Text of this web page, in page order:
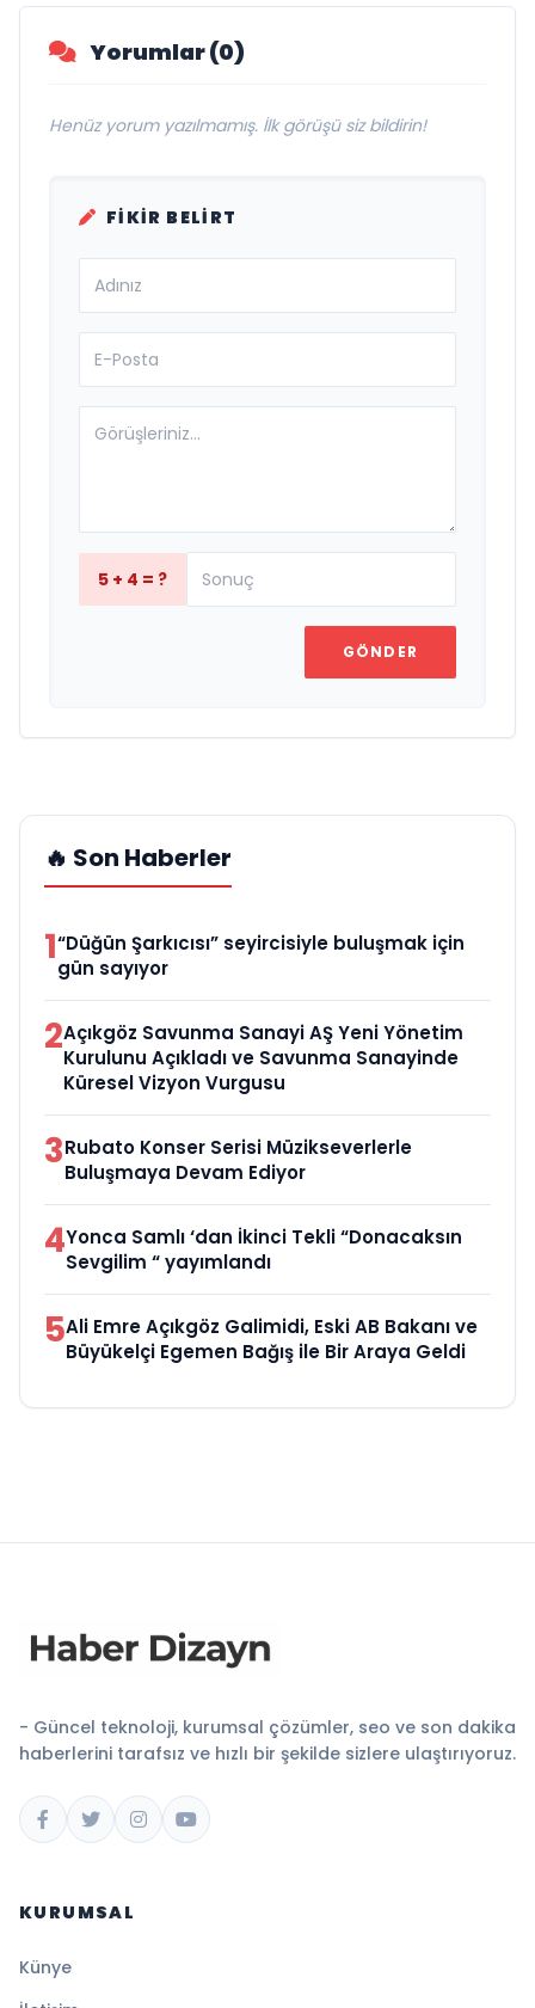
Yorumlar (0)
Henüz yorum yazılmamış. İlk görüşü siz bildirin!
FIKIR BELIRT
5 + 4 = ?
GÖNDER
🔥 Son Haberler
1“Düğün Şarkıcısı” seyircisiyle buluşmak için
gün sayıyor
2Açıkgöz Savunma Sanayi AŞ Yeni Yönetim
Kurulunu Açıkladı ve Savunma Sanayinde
Küresel Vizyon Vurgusu
3Rubato Konser Serisi Müzikseverlerle
Buluşmaya Devam Ediyor
4Yonca Samlı ‘dan İkinci Tekli “Donacaksın
Sevgilim “ yayımlandı
5Ali Emre Açıkgöz Galimidi, Eski AB Bakanı ve
Büyükelçi Egemen Bağış ile Bir Araya Geldi
- Güncel teknoloji, kurumsal çözümler, seo ve son dakika
haberlerini tarafsız ve hızlı bir şekilde sizlere ulaştırıyoruz.
KURUMSAL
Künye